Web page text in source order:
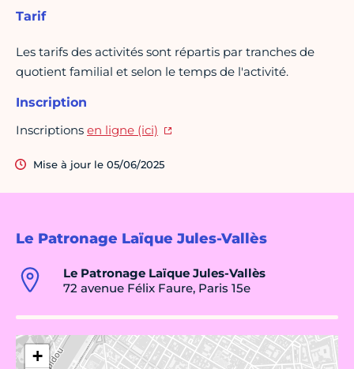
Le Patronage Laïque Jules-Vallès
Le Patronage Laïque Jules-Vallès
72 avenue Félix Faure, Paris 15e
+
Tarif
Les tarifs des activités sont répartis par tranches de
quotient familial et selon le temps de l'activité.
Inscription
Inscriptions en ligne (ici)
Mise à jour le 05/06/2025